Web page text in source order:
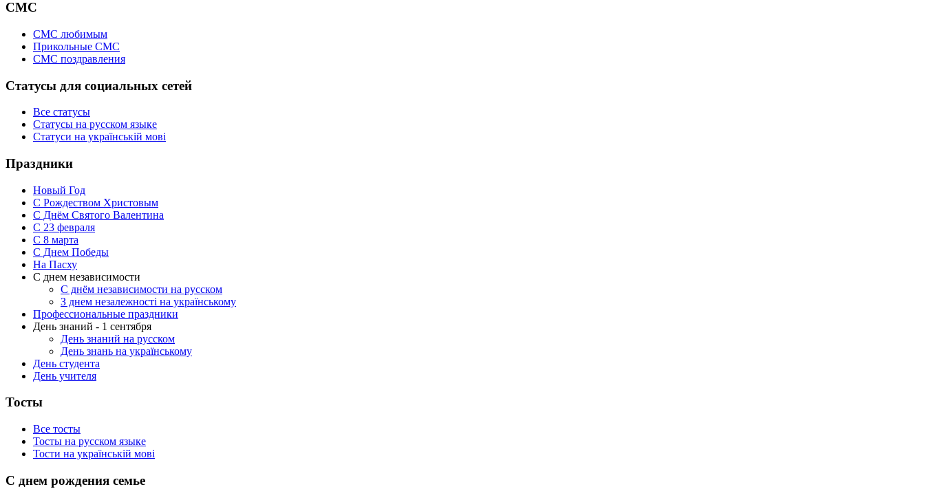
СМС
СМС любимым
Прикольные СМС
СМС поздравления
Статусы для социальных сетей
Все статусы
Статусы на русском языке
Статуси на українській мові
Праздники
Новый Год
С Рождеством Христовым
С Днём Святого Валентина
С 23 февраля
C 8 марта
С Днем Победы
На Пасху
С днем независимости
С днём независимости на русском
З днем незалежності на українському
Профессиональные праздники
День знаний - 1 сентября
День знаний на русском
День знань на українському
День студента
День учителя
Тосты
Все тосты
Тосты на русском языке
Тости на українській мові
С днем рождения семье